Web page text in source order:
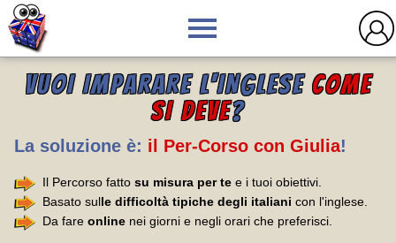
VUOI IMPARARE L'INGLESE COME
SI DEVE?
La soluzione è: il Per-Corso con Giulia!
Il Percorso fatto su misura per te e i tuoi obiettivi.
Basato sulle difficoltà tipiche degli italiani con l'inglese.
Da fare online nei giorni e negli orari che preferisci.